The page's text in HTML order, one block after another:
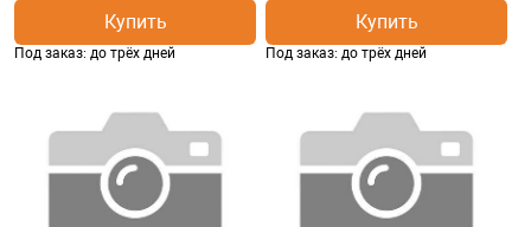
Купить
Под заказ: до трёх дней
Купить
Под заказ: до трёх дней